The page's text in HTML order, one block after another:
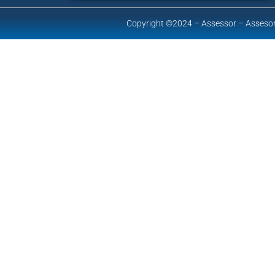
Copyright ©2024 – Assessor –